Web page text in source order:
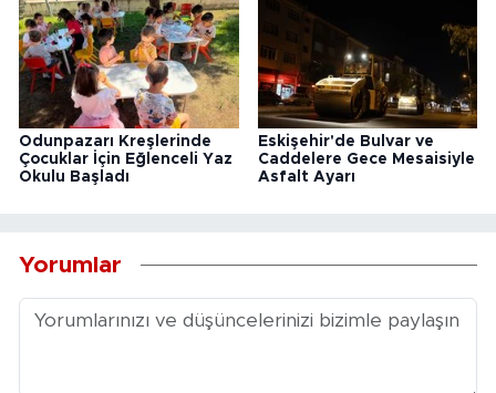
Odunpazarı Kreşlerinde
Çocuklar İçin Eğlenceli Yaz
Okulu Başladı
Eskişehir'de Bulvar ve
Caddelere Gece Mesaisiyle
Asfalt Ayarı
Yorumlar